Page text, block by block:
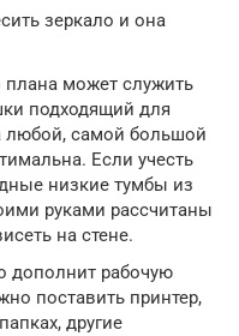
зеркало и она
может служить
подходящий для
любой, самой большой
Если учесть
низкие тумбы из
руками рассчитаны
на стене.
дополнит рабочую
поставить принтер,
другие